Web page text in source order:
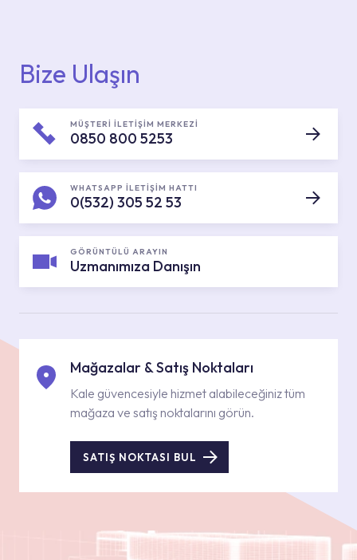
Bize Ulaşın
MÜŞTERİ İLETİŞİM MERKEZİ
0850 800 5253
WHATSAPP İLETİŞİM HATTI
0(532) 305 52 53
GÖRÜNTÜLÜ ARAYIN
Uzmanımıza Danışın
Mağazalar & Satış Noktaları
Kale güvencesiyle hizmet alabileceğiniz tüm
mağaza ve satış noktalarını görün.
SATIŞ NOKTASI BUL